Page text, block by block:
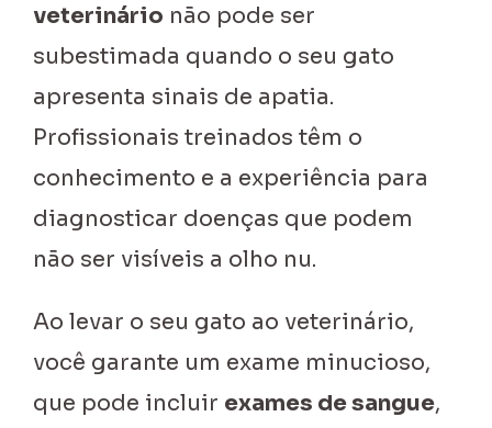
veterinário não pode ser
subestimada quando o seu gato
apresenta sinais de apatia.
Profissionais treinados têm o
conhecimento e a experiência para
diagnosticar doenças que podem
não ser visíveis a olho nu.
Ao levar o seu gato ao veterinário,
você garante um exame minucioso,
que pode incluir exames de sangue,